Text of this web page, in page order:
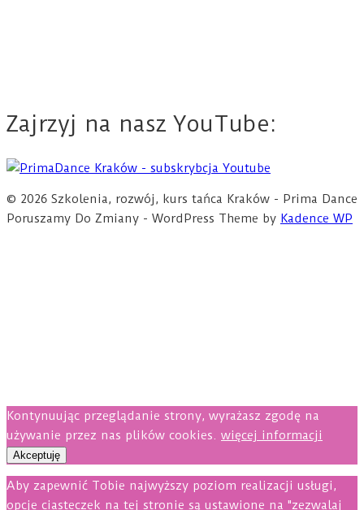
Zajrzyj na nasz YouTube:
© 2026 Szkolenia, rozwój, kurs tańca Kraków - Prima Dance
Poruszamy Do Zmiany - WordPress Theme by Kadence WP
Kontynuując przeglądanie strony, wyrażasz zgodę na
używanie przez nas plików cookies. więcej informacji
Akceptuję
Aby zapewnić Tobie najwyższy poziom realizacji usługi,
opcje ciasteczek na tej stronie są ustawione na "zezwalaj